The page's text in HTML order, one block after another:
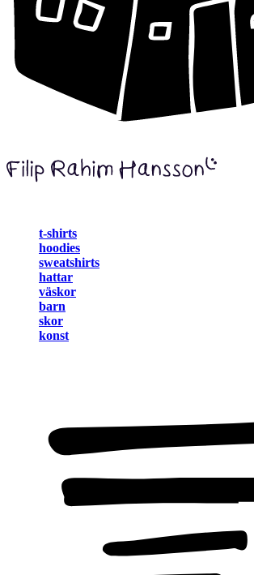
t-shirts
hoodies
sweatshirts
hattar
väskor
barn
skor
konst